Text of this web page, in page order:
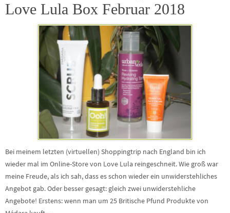
Love Lula Box Februar 2018
Bei meinem letzten (virtuellen) Shoppingtrip nach England bin ich
wieder mal im Online-Store von Love Lula reingeschneit. Wie groß war
meine Freude, als ich sah, dass es schon wieder ein unwiderstehliches
Angebot gab. Oder besser gesagt: gleich zwei unwiderstehliche
Angebote! Erstens: wenn man um 25 Britische Pfund Produkte von